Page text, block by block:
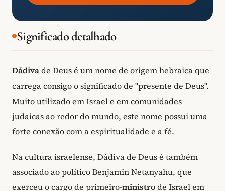
Significado detalhado
Dádivade Deus é um nome de origem hebraica que
carrega consigo o significado de "presente de Deus".
Muito utilizado em Israel e em comunidades
judaicas ao redor do mundo, este nome possui uma
forte conexão com a espiritualidade e a fé.
Na cultura israelense, Dádiva de Deus é também
associado ao político Benjamin Netanyahu, que
exerceu o cargo de primeiro-ministrode Israel em